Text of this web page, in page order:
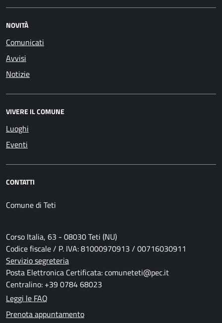
NOVITÀ
Comunicati
Avvisi
Notizie
VIVERE IL COMUNE
Luoghi
Eventi
CONTATTI
Comune di Teti
Corso Italia, 63 - 08030 Teti (NU)
Codice fiscale / P. IVA: 81000970913 / 00716030911
Servizio segreteria
Posta Elettronica Certificata: comuneteti@pec.it
Centralino: +39 0784 68023
Leggi le FAQ
Prenota appuntamento